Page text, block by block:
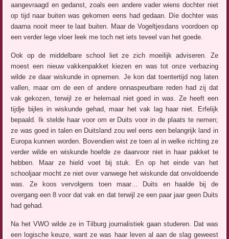
aangevraagd en gedanst, zoals een andere vader wiens dochter niet
op tijd naar buiten was gekomen eens had gedaan. Díe dochter was
daarna nooit meer te laat buiten. Maar de Vogeltjesdans voordoen op
een verder lege vloer leek me toch net iets teveel van het goede.
Ook op de middelbare school liet ze zich moeilijk adviseren. Ze
moest een nieuw vakkenpakket kiezen en was tot onze verbazing
wilde ze daar wiskunde in opnemen. Je kon dat toentertijd nog laten
vallen, maar om de een of andere onnaspeurbare reden had zij dat
vak gekozen, terwijl ze er helemaal niet goed in was. Ze heeft een
tijdje bijles in wiskunde gehad, maar het vak lag haar niet. Erfelijk
bepaald. Ik stelde haar voor om er Duits voor in de plaats te nemen;
ze was goed in talen en Duitsland zou wel eens een belangrijk land in
Europa kunnen worden. Bovendien wist ze toen al in welke richting ze
verder wilde en wiskunde hoefde ze daarvoor niet in haar pakket te
hebben. Maar ze hield voet bij stuk. En op het einde van het
schooljaar mocht ze niet over vanwege het wiskunde dat onvoldoende
was. Ze koos vervolgens toen maar… Duits en haalde bij de
overgang een 8 voor dat vak en dat terwijl ze een paar jaar geen Duits
had gehad.
Na het VWO wilde ze in Tilburg journalistiek gaan studeren. Dat was
een logische keuze, want ze was haar leven al aan de slag geweest